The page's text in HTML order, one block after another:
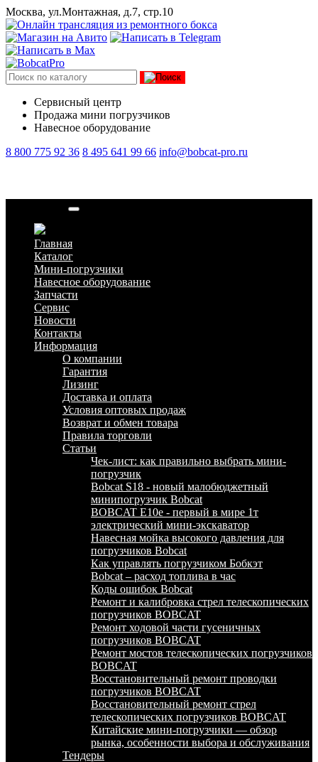
Москва, ул.Монтажная, д.7, стр.10
Сервисный центр
Продажа мини погрузчиков
Навесное оборудование
8 800 775 92 36 8 495 641 99 66 info@bobcat-pro.ru
Главная
Каталог
Мини-погрузчики
Навесное оборудование
Запчасти
Сервис
Новости
Контакты
Информация
О компании
Гарантия
Лизинг
Доставка и оплата
Условия оптовых продаж
Возврат и обмен товара
Правила торговли
Статьи
Чек-лист: как правильно выбрать мини-
погрузчик
Bobcat S18 - новый малобюджетный
минипогрузчик Bobcat
BOBCAT E10e - первый в мире 1т
электрический мини-экскаватор
Навесная мойка высокого давления для
погрузчиков Bobcat
Как управлять погрузчиком Бобкэт
Bobcat – расход топлива в час
Коды ошибок Bobcat
Ремонт и калибровка стрел телескопических
погрузчиков BOBCAT
Ремонт ходовой части гусеничных
погрузчиков BOBCAT
Ремонт мостов телескопических погрузчиков
BOBCAT
Восстановительный ремонт проводки
погрузчиков BOBCAT
Восстановительный ремонт стрел
телескопических погрузчиков BOBCAT
Китайские мини-погрузчики — обзор
рынка, особенности выбора и обслуживания
Тендеры